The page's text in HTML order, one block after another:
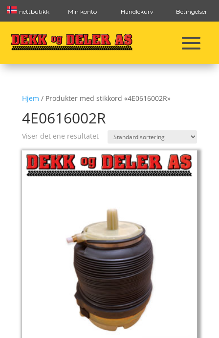
nettbutikk Min konto Handlekurv Betingelser
Hjem / Produkter med stikkord «4E0616002R»
4E0616002R
Viser det ene resultatet